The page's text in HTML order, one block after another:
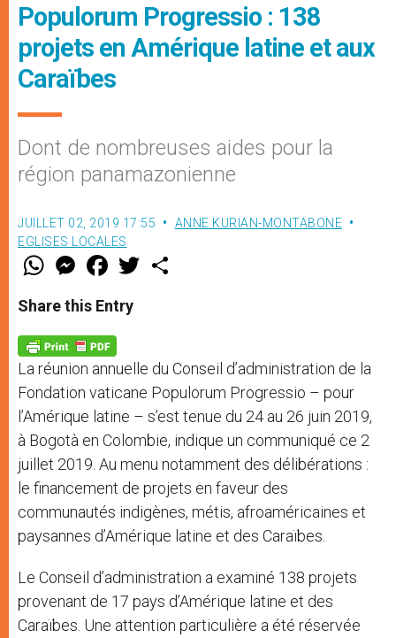
Populorum Progressio : 138
projets en Amérique latine et aux
Caraïbes
Dont de nombreuses aides pour la
région panamazonienne
JUILLET 02, 2019 17:55
ANNE KURIAN-MONTABONE
EGLISES LOCALES
W
t
s
p
p
M
e
s
e
g
e
r
F
a
e
b
o
k
w
Share this Entry
La réunion annuelle du Conseil d’administration de la
Fondation vaticane Populorum Progressio – pour
l’Amérique latine – s’est tenue du 24 au 26 juin 2019,
à Bogotà en Colombie, indique un communiqué ce 2
juillet 2019. Au menu notamment des délibérations :
le financement de projets en faveur des
communautés indigènes, métis, afroaméricaines et
paysannes d’Amérique latine et des Caraïbes.
Le Conseil d’administration a examiné 138 projets
provenant de 17 pays d’Amérique latine et des
Caraïbes. Une attention particulière a été réservée